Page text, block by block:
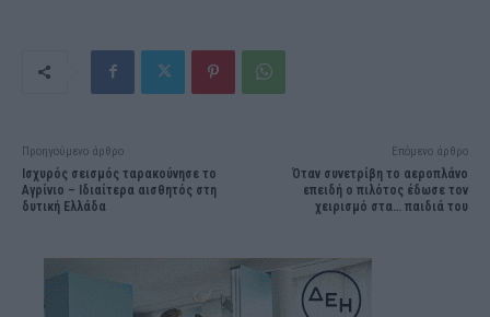
Προηγούμενο άρθρο
Ισχυρός σεισμός ταρακούνησε το
Αγρίνιο – Ιδιαίτερα αισθητός στη
δυτική Ελλάδα
Επόμενο άρθρο
Όταν συνετρίβη το αεροπλάνο
επειδή ο πιλότος έδωσε τον
χειρισμό στα… παιδιά του